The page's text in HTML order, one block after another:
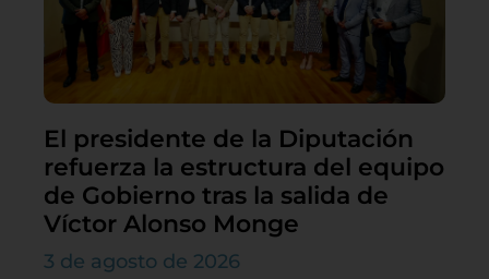
El presidente de la Diputación
refuerza la estructura del equipo
de Gobierno tras la salida de
Víctor Alonso Monge
3 de agosto de 2026